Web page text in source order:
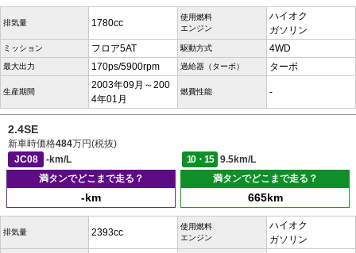
排気量 1780cc
使用燃料
エンジン
ハイオク
ガソリン
ミッション フロア5AT 駆動方式 4WD
最大出力 170ps/5900rpm 過給器（ターボ） ターボ
生産期間
2003年09月～200
4年01月
燃費性能 -
2.4SE
新車時価格484万円(税抜)
JC08
-km/L 10・15
9.5km/L
満タンでどこまで走る？
-km
満タンでどこまで走る？
665km
排気量 2393cc
使用燃料
エンジン
ハイオク
ガソリン